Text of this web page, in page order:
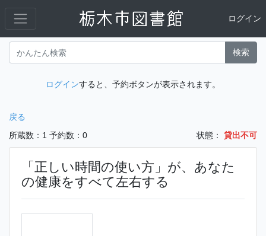
ログイン
検索
ログインすると、予約ボタンが表示されます。
戻る
所蔵数：1 予約数：0 状態： 貸出不可
「正しい時間の使い方」が、あなた
の健康をすべて左右する